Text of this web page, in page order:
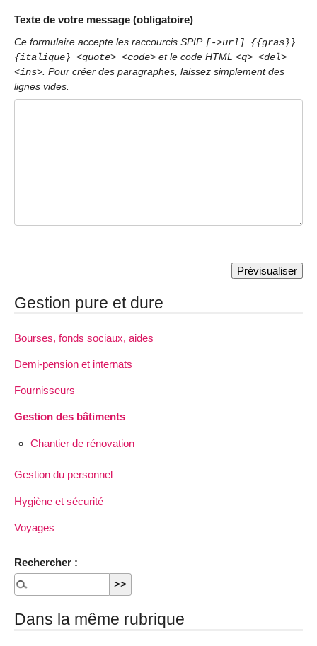
Texte de votre message (obligatoire)
Ce formulaire accepte les raccourcis SPIP [->url] {{gras}}
{italique} <quote> <code> et le code HTML <q> <del>
<ins>. Pour créer des paragraphes, laissez simplement des
lignes vides.
Gestion pure et dure
Bourses, fonds sociaux, aides
Demi-pension et internats
Fournisseurs
Gestion des bâtiments
Chantier de rénovation
Gestion du personnel
Hygiène et sécurité
Voyages
Rechercher :
Dans la même rubrique